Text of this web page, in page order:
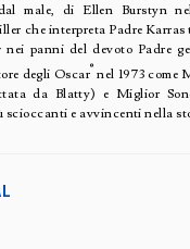
male, di Ellen Burstyn
che interpreta Padre
panni del devoto Padre
degli Oscar® nel 1973 come
da Blatty) e Miglior
scioccanti e avvincenti nella